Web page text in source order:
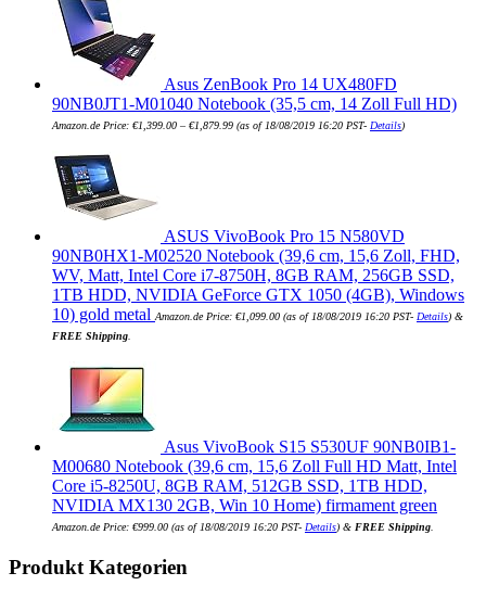
Asus ZenBook Pro 14 UX480FD
90NB0JT1-M01040 Notebook (35,5 cm, 14 Zoll Full HD)
Amazon.de Price: €1,399.00 – €1,879.99 (as of 18/08/2019 16:20 PST- Details)
ASUS VivoBook Pro 15 N580VD
90NB0HX1-M02520 Notebook (39,6 cm, 15,6 Zoll, FHD,
WV, Matt, Intel Core i7-8750H, 8GB RAM, 256GB SSD,
1TB HDD, NVIDIA GeForce GTX 1050 (4GB), Windows
10) gold metal Amazon.de Price: €1,099.00 (as of 18/08/2019 16:20 PST- Details) &
FREE Shipping
Asus VivoBook S15 S530UF 90NB0IB1-
M00680 Notebook (39,6 cm, 15,6 Zoll Full HD Matt, Intel
Core i5-8250U, 8GB RAM, 512GB SSD, 1TB HDD,
NVIDIA MX130 2GB, Win 10 Home) firmament green
Amazon.de Price: €999.00 (as of 18/08/2019 16:20 PST- Details) & FREE Shipping
Produkt Kategorien